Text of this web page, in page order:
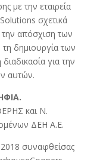
με την εταιρεία
σχετικά
απόσχιση των
δημιουργία των
για την
αυτών.
και Ν.
ΔΕΗ Α.Ε.
συναφθείσας